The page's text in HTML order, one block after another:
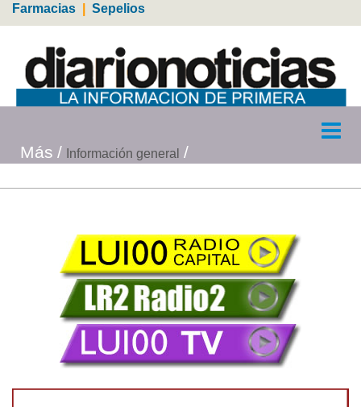
Farmacias Sepelios
Más Información general